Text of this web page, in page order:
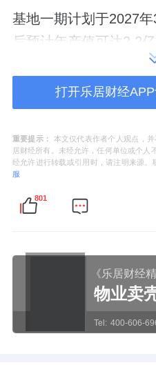
基地一期计划于2027
后预计年产值可达2.2
目预计将为印尼当地创
其中一期投产后将吸纳
家装新时代
近日，
装——2026欧派大家居
欧派家居共同发布了
大家居6臻标准白皮书
此次发布的“大家居6臻
颜、臻环保、臻施工
打开乐居财经
重要提示：
本文仅代表作者个人观点，
居财经所有。未经允许，任何单位或个人
经允许进行转载或引用时，请注明来源。
服
801
《乐居财经
物业卖
Tel: 400-606-